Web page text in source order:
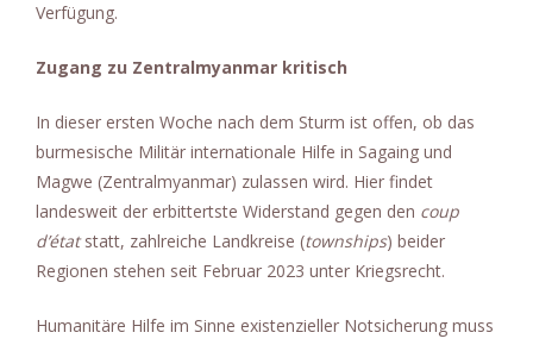
Verfügung.
Zugang zu Zentralmyanmar kritisch
In dieser ersten Woche nach dem Sturm ist offen, ob das
burmesische Militär internationale Hilfe in Sagaing und
Magwe (Zentralmyanmar) zulassen wird. Hier findet
landesweit der erbittertste Widerstand gegen den coup
d’étatstatt, zahlreiche Landkreise (townships) beider
Regionen stehen seit Februar 2023 unter Kriegsrecht.
Humanitäre Hilfe im Sinne existenzieller Notsicherung muss